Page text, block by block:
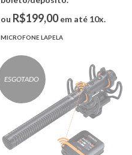
ou R$199,00em até 10x.
MICROFONE LAPELA
ESGOTADO